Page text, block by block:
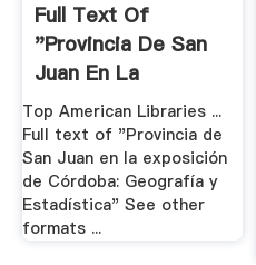
Full Text Of
"Provincia De San
Juan En La
Exposición .
Top American Libraries ...
Full text of "Provincia de
San Juan en la exposición
de Córdoba: Geografía y
Estadística" See other
formats ...